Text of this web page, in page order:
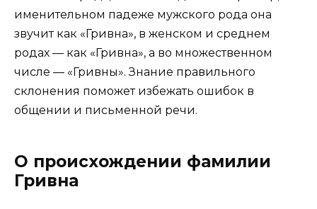
именительном падеже мужского рода она
звучит как «Гривна», в женском и среднем
родах — как «Гривна», а во множественном
числе — «Гривны». Знание правильного
склонения поможет избежать ошибок в
общении и письменной речи.
О происхождении фамилии
Гривна